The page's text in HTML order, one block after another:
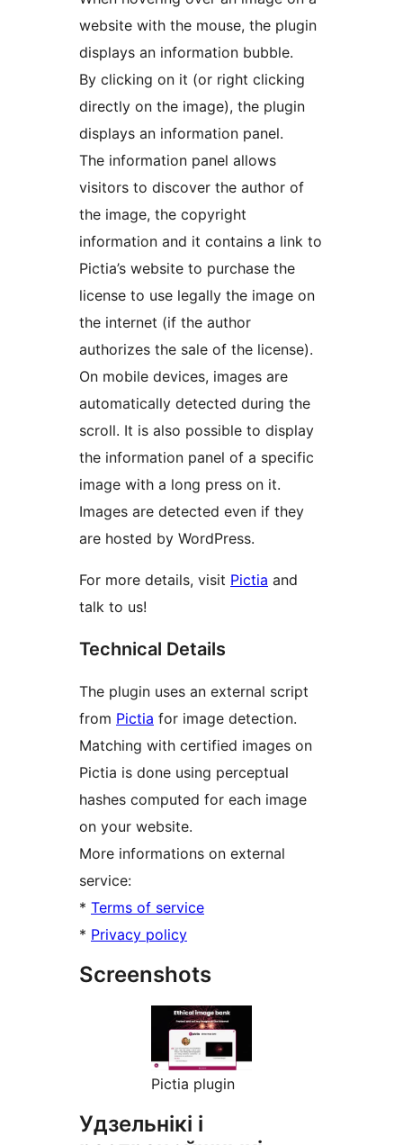
website with the mouse, the plugin
displays an information bubble.
By clicking on it (or right clicking
directly on the image), the plugin
displays an information panel.
The information panel allows
visitors to discover the author of
the image, the copyright
information and it contains a link to
Pictia’s website to purchase the
license to use legally the image on
the internet (if the author
authorizes the sale of the license).
On mobile devices, images are
automatically detected during the
scroll. It is also possible to display
the information panel of a specific
image with a long press on it.
Images are detected even if they
are hosted by WordPress.
For more details, visit Pictia and
talk to us!
Technical Details
The plugin uses an external script
from Pictia for image detection.
Matching with certified images on
Pictia is done using perceptual
hashes computed for each image
on your website.
More informations on external
service:
* Terms of service
* Privacy policy
Screenshots
Pictia plugin
Удзельнікі і